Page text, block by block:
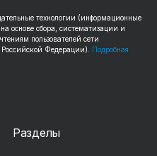
технологии (информационные
основе сбора, систематизации и
пользователей сети
Федерации). Подробная
Разделы